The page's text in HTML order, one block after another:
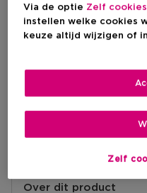
Ophalen in een
Selecteer een winkel
Korte beschrijving
Behandeling
Over dit product
Via de optie Zelf
instellen welke cookies
keuze altijd wijzigen of
Zelf